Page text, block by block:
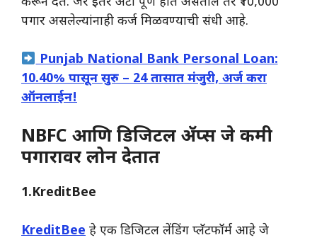
पगार असलेल्यांनाही कर्ज मिळवण्याची संधी आहे.
Punjab National Bank Personal Loan:
10.40% पासून सुरु – 24 तासात मंजुरी, अर्ज करा
ऑनलाईन!
NBFC आणि डिजिटल ॲप्स जे कमी
पगारावर लोन देतात
1.KreditBee
KreditBee हे एक डिजिटल लेंडिंग प्लॅटफॉर्म आहे जे